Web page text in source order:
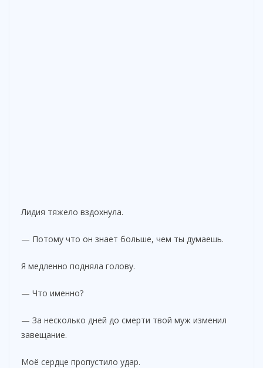
Лидия тяжело вздохнула.
— Потому что он знает больше, чем ты думаешь.
Я медленно подняла голову.
— Что именно?
— За несколько дней до смерти твой муж изменил
завещание.
Моё сердце пропустило удар.